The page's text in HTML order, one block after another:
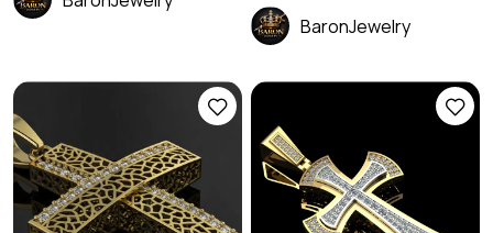
BaronJewelry